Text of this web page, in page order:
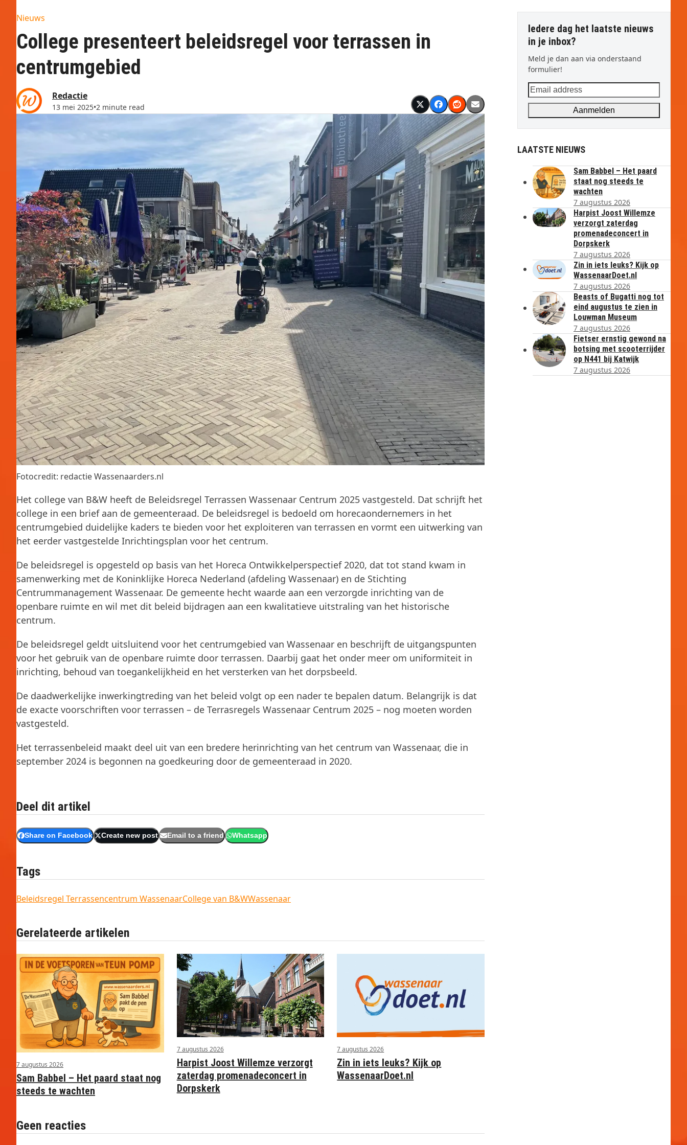
Nieuws
College presenteert beleidsregel voor terrassen in
centrumgebied
Redactie
13 mei 2025•2 minute read
Fotocredit: redactie Wassenaarders.nl
Het college van B&W heeft de Beleidsregel Terrassen Wassenaar Centrum 2025 vastgesteld. Dat schrijft het
college in een brief aan de gemeenteraad. De beleidsregel is bedoeld om horecaondernemers in het
centrumgebied duidelijke kaders te bieden voor het exploiteren van terrassen en vormt een uitwerking van
het eerder vastgestelde Inrichtingsplan voor het centrum.
De beleidsregel is opgesteld op basis van het Horeca Ontwikkelperspectief 2020, dat tot stand kwam in
samenwerking met de Koninklijke Horeca Nederland (afdeling Wassenaar) en de Stichting
Centrummanagement Wassenaar. De gemeente hecht waarde aan een verzorgde inrichting van de
openbare ruimte en wil met dit beleid bijdragen aan een kwalitatieve uitstraling van het historische
centrum.
De beleidsregel geldt uitsluitend voor het centrumgebied van Wassenaar en beschrijft de uitgangspunten
voor het gebruik van de openbare ruimte door terrassen. Daarbij gaat het onder meer om uniformiteit in
inrichting, behoud van toegankelijkheid en het versterken van het dorpsbeeld.
De daadwerkelijke inwerkingtreding van het beleid volgt op een nader te bepalen datum. Belangrijk is dat
de exacte voorschriften voor terrassen – de Terrasregels Wassenaar Centrum 2025 – nog moeten worden
vastgesteld.
Het terrassenbeleid maakt deel uit van een bredere herinrichting van het centrum van Wassenaar, die in
september 2024 is begonnen na goedkeuring door de gemeenteraad in 2020.
Deel dit artikel
Share on Facebook Create new post Email to a friend Whatsapp
Tags
Beleidsregel Terrassencentrum WassenaarCollege van B&WWassenaar
Gerelateerde artikelen
7 augustus 2026
Sam Babbel – Het paard staat nog
steeds te wachten
7 augustus 2026
Harpist Joost Willemze verzorgt
zaterdag promenadeconcert in
Dorpskerk
7 augustus 2026
Zin in iets leuks? Kijk op
WassenaarDoet.nl
Geen reacties
Iedere dag het laatste nieuws
in je inbox?
Meld je dan aan via onderstaand
formulier!
Email
address
Aanmelden
LAATSTE NIEUWS
Sam Babbel – Het paard
staat nog steeds te
wachten
7 augustus 2026
Harpist Joost Willemze
verzorgt zaterdag
promenadeconcert in
Dorpskerk
7 augustus 2026
Zin in iets leuks? Kijk op
WassenaarDoet.nl
7 augustus 2026
Beasts of Bugatti nog tot
eind augustus te zien in
Louwman Museum
7 augustus 2026
Fietser ernstig gewond na
botsing met scooterrijder
op N441 bij Katwijk
7 augustus 2026